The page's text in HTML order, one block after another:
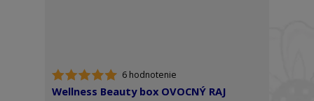
6 hodnotenie
Wellness Beauty box OVOCNÝ RAJ